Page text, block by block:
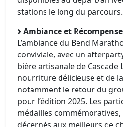
stations le long du parcours.
Ambiance et
L’ambiance du Bend
conviviale, avec un
bière artisanale de Cascade
nourriture délicieuse et de
notamment le retour du
pour l’édition 2025. Les
médailles
décernés aux meilleurs de